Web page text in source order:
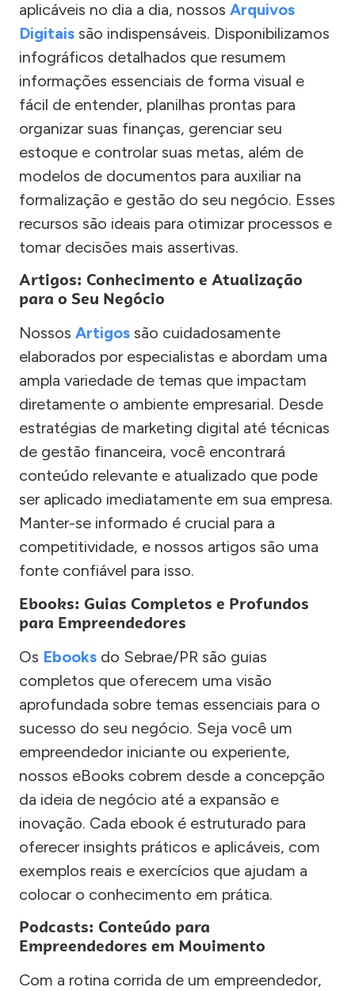
aplicáveis no dia a dia, nossos Arquivos
Digitais são indispensáveis. Disponibilizamos
infográficos detalhados que resumem
informações essenciais de forma visual e
fácil de entender, planilhas prontas para
organizar suas finanças, gerenciar seu
estoque e controlar suas metas, além de
modelos de documentos para auxiliar na
formalização e gestão do seu negócio. Esses
recursos são ideais para otimizar processos e
tomar decisões mais assertivas.
Artigos: Conhecimento e Atualização
para o Seu Negócio
Nossos Artigos são cuidadosamente
elaborados por especialistas e abordam uma
ampla variedade de temas que impactam
diretamente o ambiente empresarial. Desde
estratégias de marketing digital até técnicas
de gestão financeira, você encontrará
conteúdo relevante e atualizado que pode
ser aplicado imediatamente em sua empresa.
Manter-se informado é crucial para a
competitividade, e nossos artigos são uma
fonte confiável para isso.
Ebooks: Guias Completos e Profundos
para Empreendedores
Os Ebooks do Sebrae/PR são guias
completos que oferecem uma visão
aprofundada sobre temas essenciais para o
sucesso do seu negócio. Seja você um
empreendedor iniciante ou experiente,
nossos eBooks cobrem desde a concepção
da ideia de negócio até a expansão e
inovação. Cada ebook é estruturado para
oferecer insights práticos e aplicáveis, com
exemplos reais e exercícios que ajudam a
colocar o conhecimento em prática.
Podcasts: Conteúdo para
Empreendedores em Movimento
Com a rotina corrida de um empreendedor,